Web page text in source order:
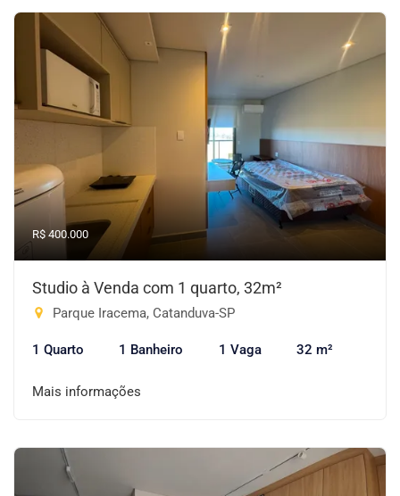
R$ 400.000
Studio à Venda com 1 quarto, 32m²
Parque Iracema, Catanduva-SP
1 Quarto 1 Banheiro 1 Vaga 32 m²
Mais informações